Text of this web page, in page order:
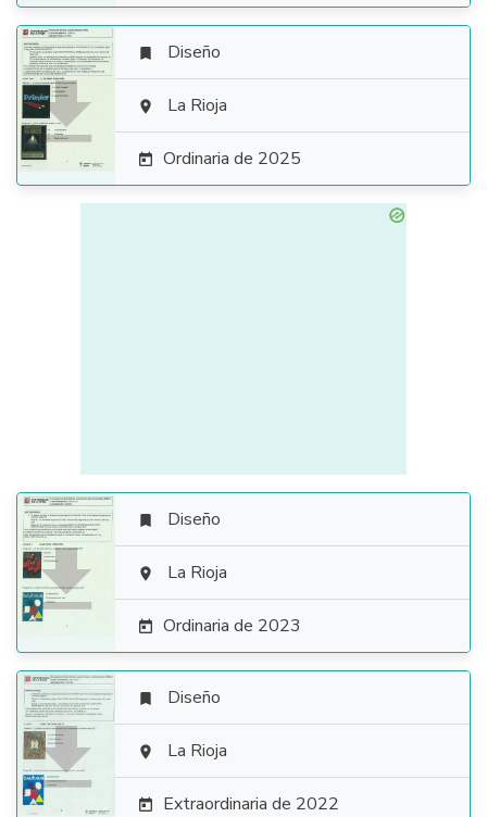

 Diseño
 La Rioja
 Ordinaria de 2025

 Diseño
 La Rioja
 Ordinaria de 2023

 Diseño
 La Rioja
 Extraordinaria de 2022